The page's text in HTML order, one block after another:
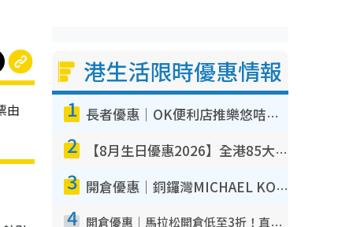
由
港生活限時優惠情報
1 長者優惠｜OK便利店推樂悠咭優惠！買麵包/牛奶/保健品拍卡即減
2 【8月生日優惠2026】全港85大食買玩著數攻略 自助餐/火鍋放題同行免費＋誠品/DONKI送現金券
3 開倉優惠｜銅鑼灣MICHAEL KORS開倉低至17折！直擊$500起買手袋/銀包/鞋款 必買經典Jet Set系列
4